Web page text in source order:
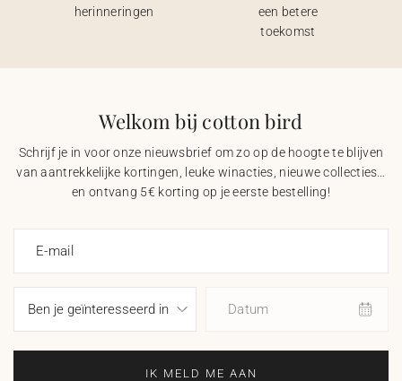
herinneringen
een betere
toekomst
Welkom bij cotton bird
Schrijf je in voor onze nieuwsbrief om zo op de hoogte te blijven
van aantrekkelijke kortingen, leuke winacties, nieuwe collecties…
en ontvang 5€ korting op je eerste bestelling!
E-mail
Datum
IK MELD ME AAN